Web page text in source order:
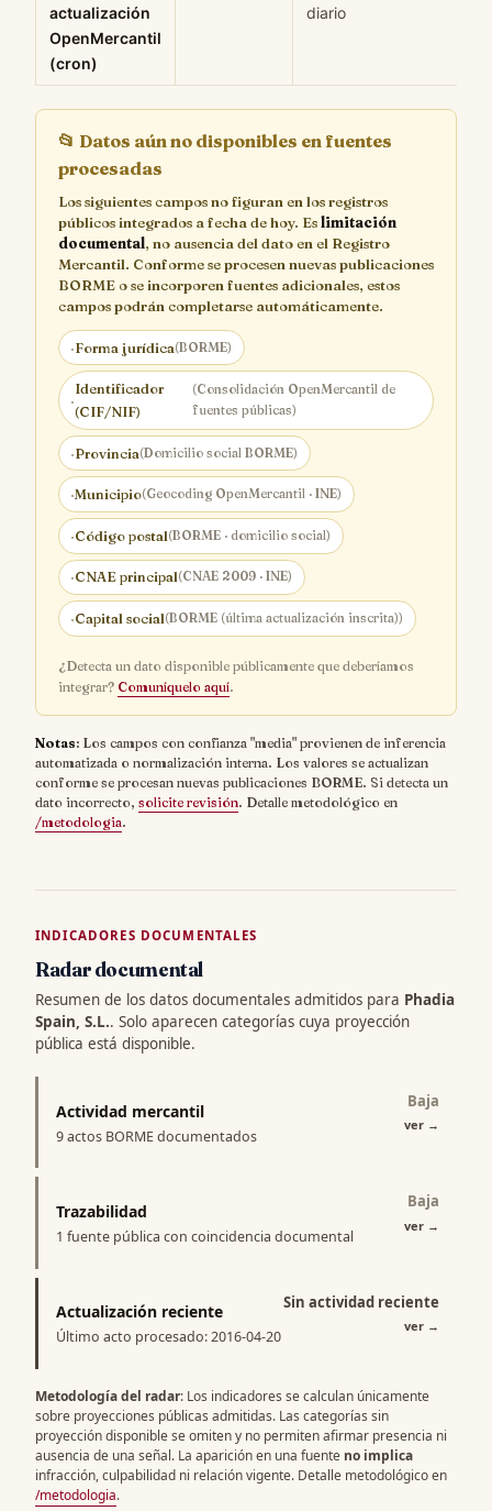
actualización
OpenMercantil
(cron)
diario
📂 Datos aún no disponibles en fuentes
procesadas
Los siguientes campos no figuran en los registros
públicos integrados a fecha de hoy. Eslimitación
documental, no ausencia del dato en el Registro
Mercantil. Conforme se procesen nuevas publicaciones
BORME o se incorporen fuentes adicionales, estos
campos podrán completarse automáticamente.
·Forma jurídica(BORME)
·
Identificador
(CIF/NIF)
(Consolidación OpenMercantil de
fuentes públicas)
·Provincia(Domicilio social BORME)
·Municipio(Geocoding OpenMercantil · INE)
·Código postal(BORME · domicilio social)
·CNAE principal(CNAE 2009 · INE)
·Capital social(BORME (última actualización inscrita))
¿Detecta un dato disponible públicamente que deberíamos
integrar? Comuníquelo aquí.
Notas: Los campos con confianza "media" provienen de inferencia
automatizada o normalización interna. Los valores se actualizan
conforme se procesan nuevas publicaciones BORME. Si detecta un
dato incorrecto, solicite revisión. Detalle metodológico en
/metodologia.
INDICADORES DOCUMENTALES
Radar documental
Resumen de los datos documentales admitidos para Phadia
Spain, S.L.. Solo aparecen categorías cuya proyección
pública está disponible.
Actividad mercantil
9 actos BORME documentados
Baja
ver →
Trazabilidad
1 fuente pública con coincidencia documental
Baja
ver →
Actualización reciente
Último acto procesado: 2016-04-20
Sin actividad reciente
ver →
Metodología del radar: Los indicadores se calculan únicamente
sobre proyecciones públicas admitidas. Las categorías sin
proyección disponible se omiten y no permiten afirmar presencia ni
ausencia de una señal. La aparición en una fuente no implica
infracción, culpabilidad ni relación vigente. Detalle metodológico en
/metodologia.